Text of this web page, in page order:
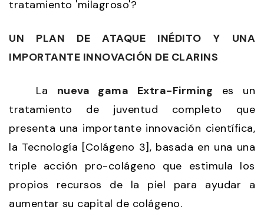
tratamiento 'milagroso'?
UN PLAN DE ATAQUE INÉDITO Y UNA
IMPORTANTE INNOVACIÓN DE CLARINS
La nueva gama Extra-Firming
es un
tratamiento de juventud completo que
presenta una importante innovación científica,
la Tecnología [Colágeno 3], basada en una una
triple acción pro-colágeno que estimula los
propios recursos de la piel para ayudar a
aumentar su capital de colágeno.